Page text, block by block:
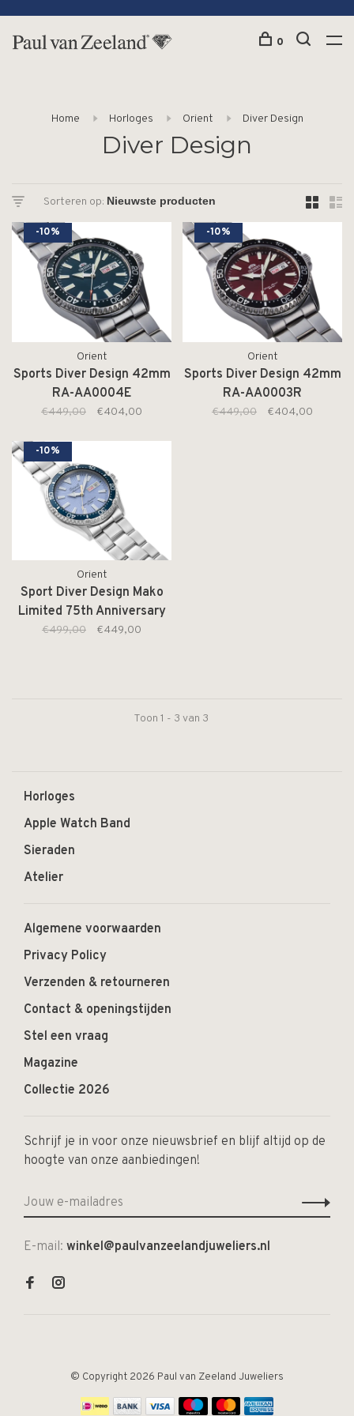
0
Home Horloges Orient Diver Design
Diver Design
Sorteren op:
-10%
Orient
Sports Diver Design 42mm
RA-AA0004E
€449,00 €404,00
-10%
Orient
Sports Diver Design 42mm
RA-AA0003R
€449,00 €404,00
-10%
Orient
Sport Diver Design Mako
Limited 75th Anniversary
41,8mm RA-AA0823L
€499,00 €449,00
Toon 1 - 3 van 3
Horloges
Apple Watch Band
Sieraden
Atelier
Algemene voorwaarden
Privacy Policy
Verzenden & retourneren
Contact & openingstijden
Stel een vraag
Magazine
Collectie 2026
Schrijf je in voor onze nieuwsbrief en blijf altijd op de
hoogte van onze aanbiedingen!
E-mail: winkel@paulvanzeelandjuweliers.nl
© Copyright 2026 Paul van Zeeland Juweliers